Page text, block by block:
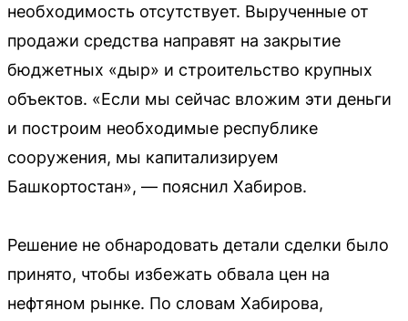
необходимость отсутствует. Вырученные от
продажи средства направят на закрытие
бюджетных «дыр» и строительство крупных
объектов. «Если мы сейчас вложим эти деньги
и построим необходимые республике
сооружения, мы капитализируем
Башкортостан», — пояснил Хабиров.
Решение не обнародовать детали сделки было
принято, чтобы избежать обвала цен на
нефтяном рынке. По словам Хабирова,